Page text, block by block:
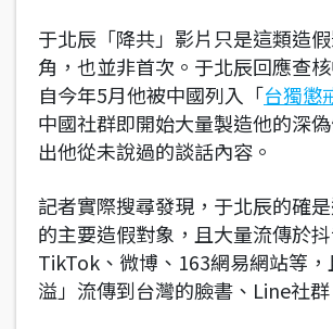
于北辰「降共」影片只是這類造
角，也並非首次。于北辰回應查
自今年5月他被中國列入「台獨懲
中國社群即開始大量製造他的深
出他從未說過的談話內容。
記者實際搜尋發現，于北辰的確
的主要造假對象，且大量流傳於抖
TikTok、微博、163網易網站等
溢」流傳到台灣的臉書、Line社群